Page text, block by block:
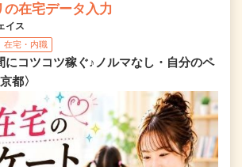
在宅データ入力
イス
在宅・内職
にコツコツ稼ぐ♪ノルマなし・自分のペ
都〉